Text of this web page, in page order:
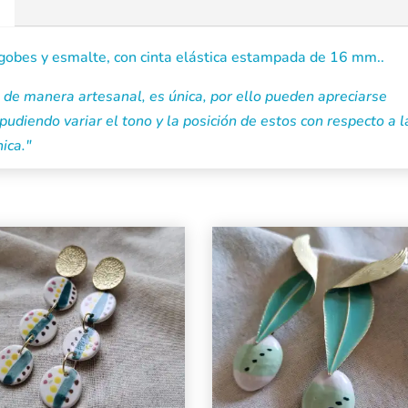
y esmalte, con cinta elástica estampada de 16 mm..
manera artesanal, es única, por ello pueden apreciarse
variar el tono y la posición de estos con respecto a